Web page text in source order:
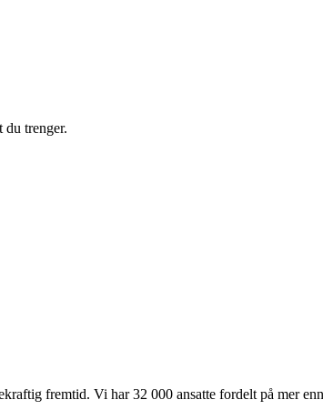
du trenger.
fremtid. Vi har 32 000 ansatte fordelt på mer